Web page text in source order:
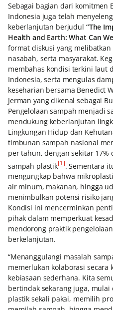
Sebagai bagian dari komitmen
Indonesia juga telah
keberlanjutan berjudul “The
Health and Earth: What Can
format diskusi yang
nasabah, serta masyarakat.
membahas kondisi terkini laut
Indonesia, serta mengulas
keseharian bersama Benedict
Jerman yang dikenal sebagai
Pengelolaan sampah menjadi
mendukung keberlanjutan
Lingkungan Hidup dan
timbunan sampah nasional
per tahun, dengan sekitar 17%
sampah plastik[1]. Sementara
mengungkap bahwa
air minum, makanan, hingga
menimbulkan potensi risiko
Kondisi ini mencerminkan
pihak dalam memperkuat
mendorong praktik
berkelanjutan.
“Menanggulangi masalah
memerlukan kolaborasi
kebiasaan sederhana. Kita
bertindak sekarang juga,
plastik sekali pakai, memilih